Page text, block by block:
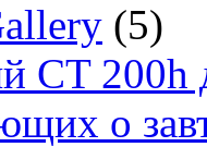
(5)
CT 200h
о